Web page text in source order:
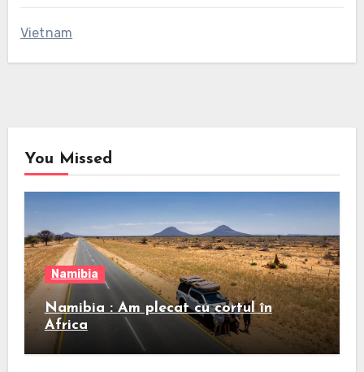
Vietnam
You Missed
Namibia
Namibia : Am plecat cu cortul în
Africa